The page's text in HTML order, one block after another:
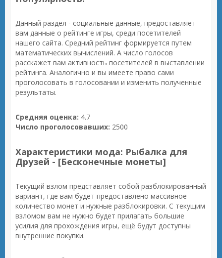
Данный раздел - социальные данные, предоставляет
вам данные о рейтинге игры, среди посетителей
нашего сайта. Средний рейтинг формируется путем
математических вычислений. А число голосов
расскажет вам активность посетителей в выставлении
рейтинга. Аналогично и вы имеете право сами
проголосовать в голосовании и изменить полученные
результаты.
Средняя оценка: 4.7
Число проголосовавших: 2500
Характеристики мода: Рыбалка для
Друзей - [Бесконечные монеты]
Текущий взлом представляет собой разблокированный
вариант, где вам будет предоставлено массивное
количество монет и нужные разблокировки. С текущим
взломом вам не нужно будет прилагать большие
усилия для прохождения игры, ещё будут доступны
внутренние покупки.